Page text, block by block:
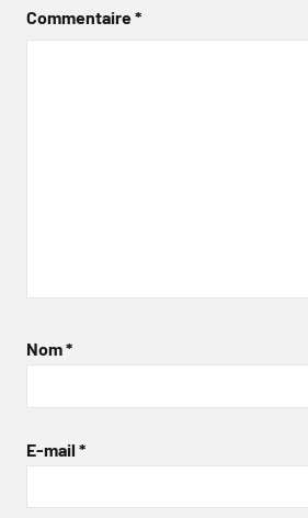
Commentaire*
Nom*
E-mail *